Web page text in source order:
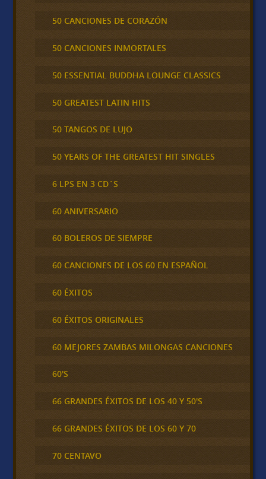
50 CANCIONES DE CORAZÓN
50 CANCIONES INMORTALES
50 ESSENTIAL BUDDHA LOUNGE CLASSICS
50 GREATEST LATIN HITS
50 TANGOS DE LUJO
50 YEARS OF THE GREATEST HIT SINGLES
6 LPS EN 3 CD´S
60 ANIVERSARIO
60 BOLEROS DE SIEMPRE
60 CANCIONES DE LOS 60 EN ESPAÑOL
60 ÉXITOS
60 ÉXITOS ORIGINALES
60 MEJORES ZAMBAS MILONGAS CANCIONES
60'S
66 GRANDES ÉXITOS DE LOS 40 Y 50'S
66 GRANDES ÉXITOS DE LOS 60 Y 70
70 CENTAVO